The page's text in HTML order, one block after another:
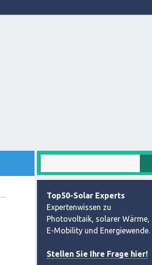
Top50-Solar Experts
Expertenwissen zu
Photovoltaik, solarer Wärme,
E-Mobility und Energiewende.
Stellen Sie Ihre Frage hier!